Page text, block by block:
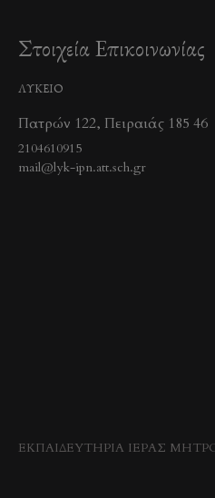
Στοιχεία Επικοινωνίας
ΛΥΚΕΙΟ
Πατρών 122, Πειραιάς 185 46
2104610915
mail@lyk-ipn.att.sch.gr
ΕΚΠΑΙΔΕΥΤΗΡΙΑ ΙΕΡΑΣ